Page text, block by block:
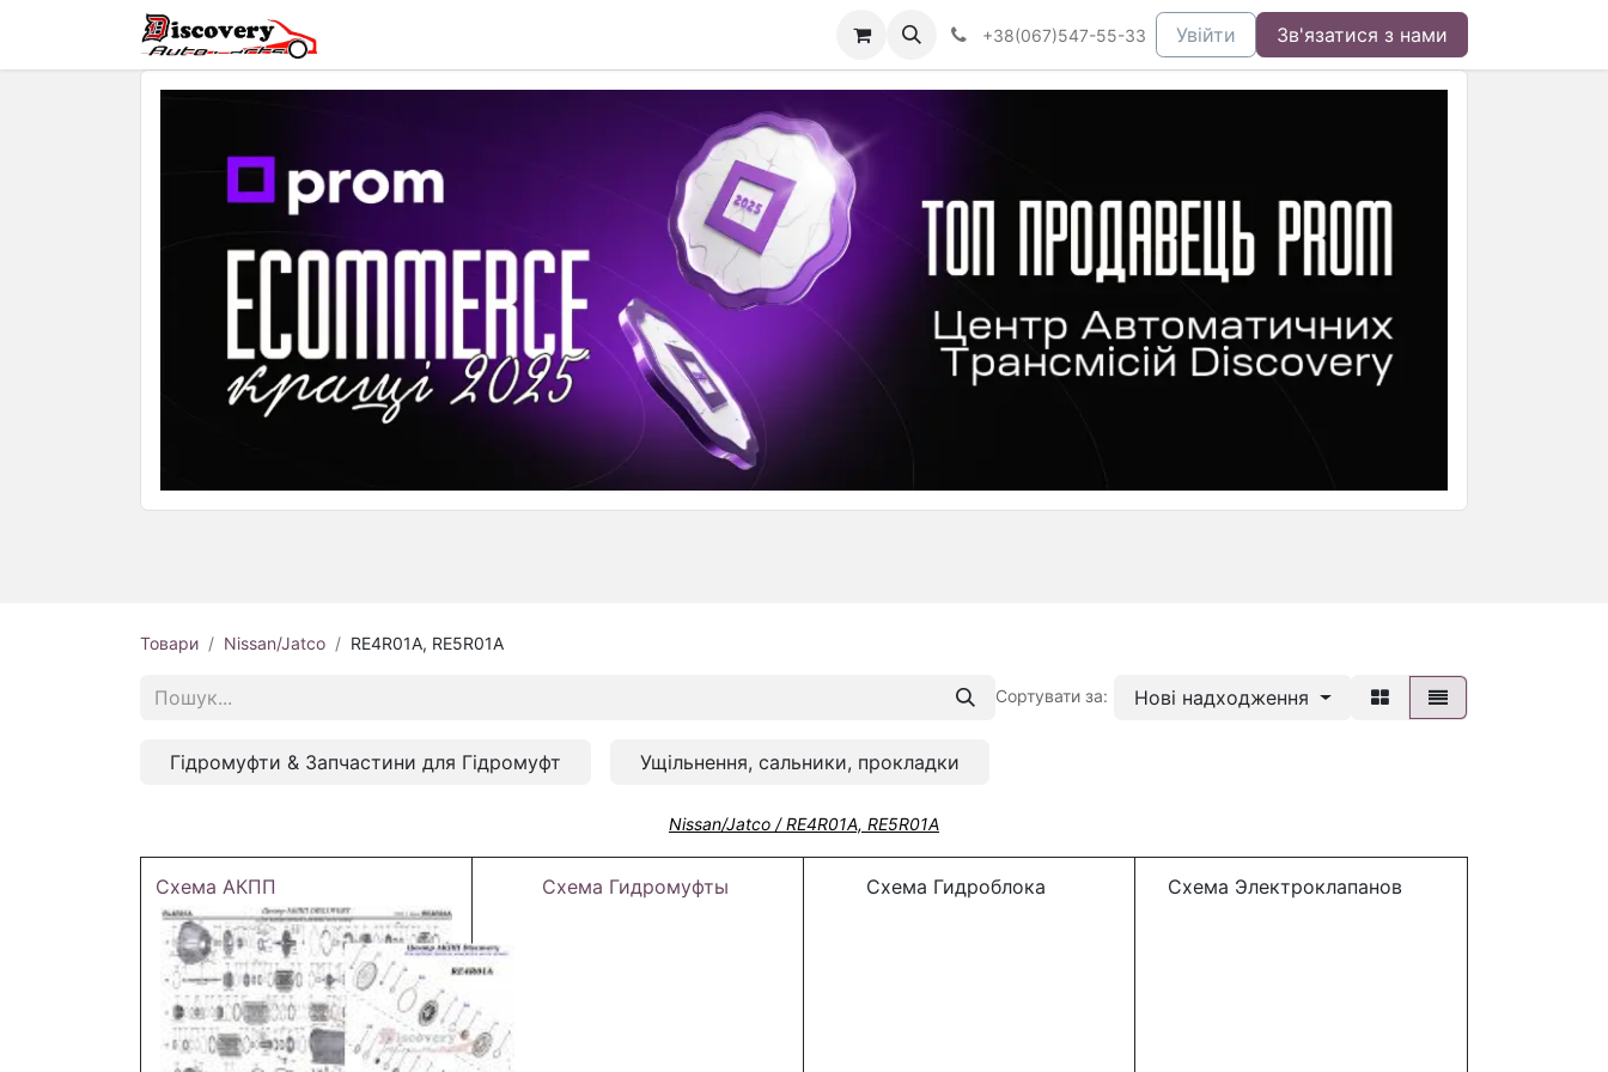
+38(067)547-55-33 Увійти Зв'язатися з нами
Товари Nissan/Jatco RE4R01A, RE5R01A
Сортувати за: Нові надходження
Гідромуфти & Запчастини для Гідромуфт Ущільнення, сальники, прокладки
Nissan/Jatco / RE4R01A, RE5R01A
Схема АКПП Схема Гидромуфты Схема Гидроблока Схема Электроклапанов